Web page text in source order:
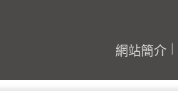
網站簡介